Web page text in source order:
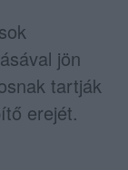
jön
tartják
erejét.